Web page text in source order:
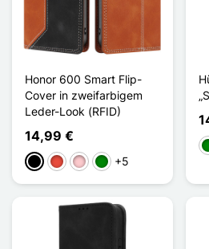
Honor 600 Smart Flip-
Cover in zweifarbigem
Leder-Look (RFID)
14,99 €
Schwarz
Rot PinkGrün+5